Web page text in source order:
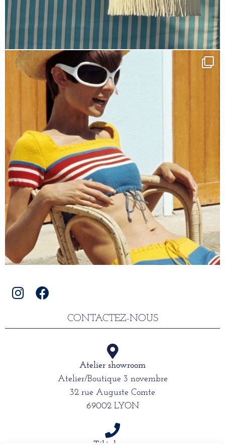
CONTACTEZ-NOUS
Atelier showroom
Atelier/Boutique 3 novembre
32 rue Auguste Comte
69002 LYON